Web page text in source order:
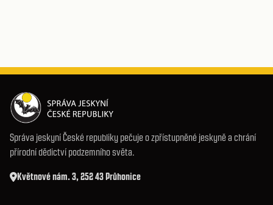
Správa jeskyní České republiky pečuje o zpřístupněné jeskyně a chrání
přírodní dědictví podzemního světa.
Květnové nám. 3, 252 43 Průhonice